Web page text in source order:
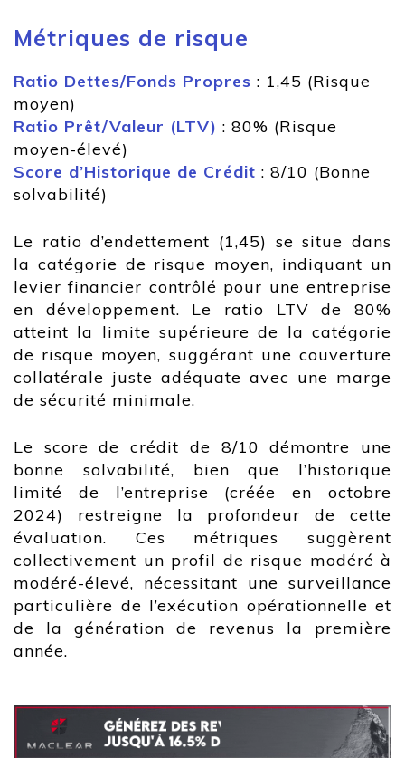
Métriques de risque
Ratio Dettes/Fonds Propres : 1,45 (Risque
moyen)
Ratio Prêt/Valeur (LTV) : 80% (Risque
moyen-élevé)
Score d’Historique de Crédit : 8/10 (Bonne
solvabilité)
Le ratio d’endettement (1,45) se situe dans
la catégorie de risque moyen, indiquant un
levier financier contrôlé pour une entreprise
en développement. Le ratio LTV de 80%
atteint la limite supérieure de la catégorie
de risque moyen, suggérant une couverture
collatérale juste adéquate avec une marge
de sécurité minimale.
Le score de crédit de 8/10 démontre une
bonne solvabilité, bien que l’historique
limité de l’entreprise (créée en octobre
2024) restreigne la profondeur de cette
évaluation. Ces métriques suggèrent
collectivement un profil de risque modéré à
modéré-élevé, nécessitant une surveillance
particulière de l’exécution opérationnelle et
de la génération de revenus la première
année.